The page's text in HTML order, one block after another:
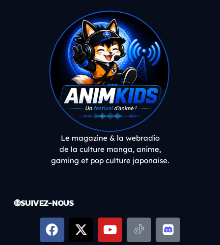
Le magazine & la webradio
de la culture manga, anime,
gaming et pop culture japonaise.
🌐 SUIVEZ-NOUS